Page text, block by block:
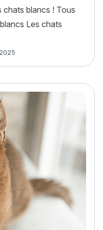
chats blancs ! Tous
Les chats